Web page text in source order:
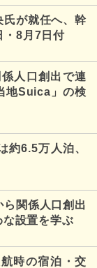
氏が就任へ、幹
8月7日付
人口創出で連
地Suica」の検
約6.5万人泊、
関係人口創出
設置を学ぶ
時の宿泊・交